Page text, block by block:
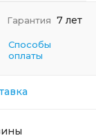
Гарантия 7 лет
Способы
оплаты